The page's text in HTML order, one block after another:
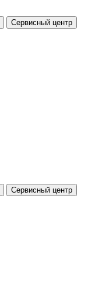
Сервисный центр
Сервисный центр